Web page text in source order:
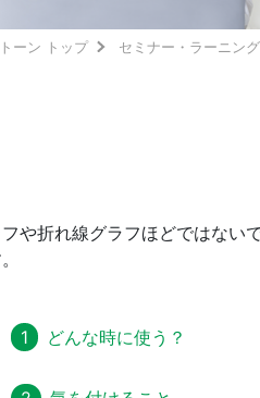
ーン トップ セミナー・ラーニング
や折れ線グラフほどではない
どんな時に使う？